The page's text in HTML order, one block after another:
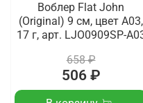
Воблер Flat John
(Original) 9 см, цвет A03,
17 г, арт. LJO0909SP-
658 ₽
506 ₽